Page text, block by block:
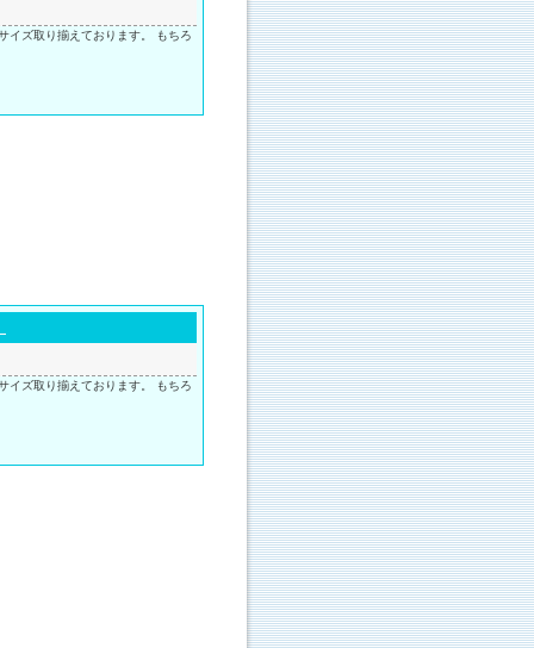
イズ取り揃えております。 もちろ
イズ取り揃えております。 もちろ